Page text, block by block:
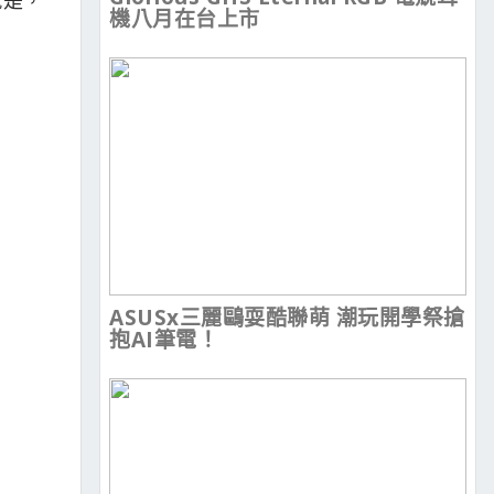
機八月在台上市
ASUSx三麗鷗耍酷聯萌 潮玩開學祭搶
抱AI筆電！